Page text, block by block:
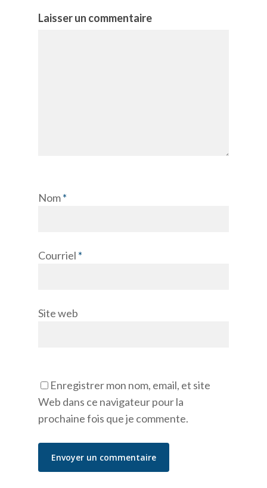
Laisser un commentaire
Nom*
Courriel *
Site web
Enregistrer mon nom, email, et site
Web dans ce navigateur pour la
prochaine fois que je commente.